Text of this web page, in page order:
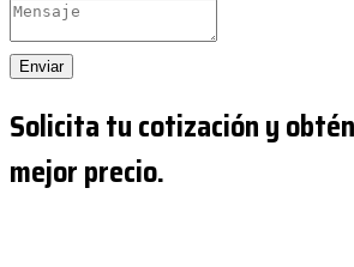
Enviar
Solicita tu cotización y
mejor precio.